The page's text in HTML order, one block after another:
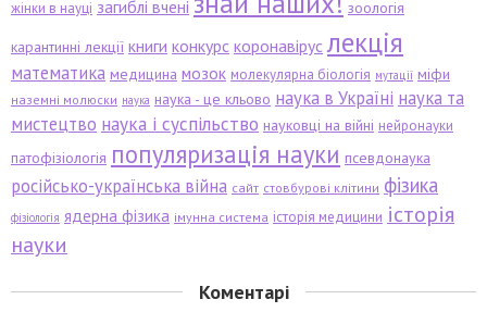
жінки в науці загиблі вчені
зоологія
карантинні лекції книги конкурс коронавірус лекція
математика медицина мозок молекулярна біологія мутації міфи
наземні молюски наука наука - це кльово наука в Україні наука та
мистецтво наука і суспільство науковці на війні нейронауки
патофізіологія популяризація науки псевдонаука
російсько-українська війна сайт стовбурові клітини фізика
фізіологія ядерна фізика імунна система історія медицини історія
науки
Коментарі